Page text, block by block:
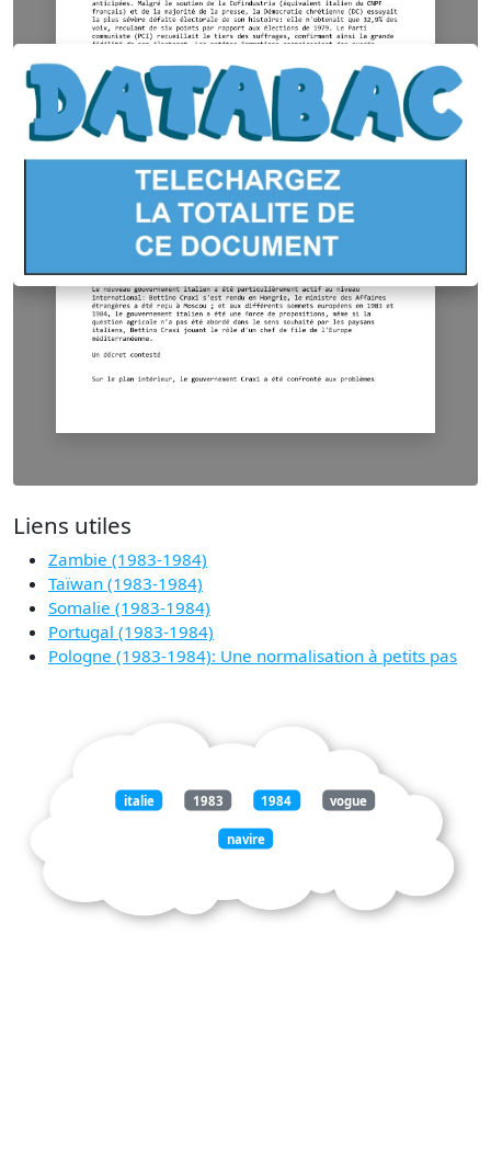
Liens utiles
Zambie (1983-1984)
Taïwan (1983-1984)
Somalie (1983-1984)
Portugal (1983-1984)
Pologne (1983-1984): Une normalisation à petits pas
italie 1983 1984 vogue
navire